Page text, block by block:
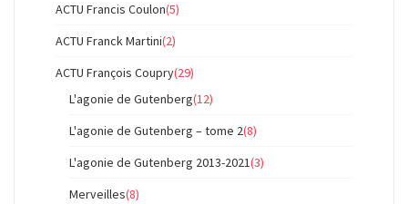
ACTU Francis Coulon(5)
ACTU Franck Martini(2)
ACTU François Coupry(29)
L'agonie de Gutenberg(12)
L'agonie de Gutenberg – tome 2(8)
L'agonie de Gutenberg 2013-2021(3)
Merveilles(8)